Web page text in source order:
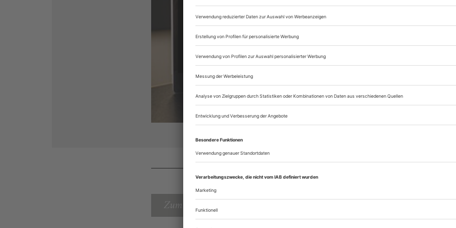
Lesegenuss auf
Zugang zum
Zum Inhaltsverzeichnis